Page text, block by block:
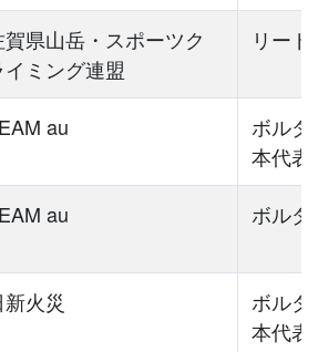
賀県山岳・スポーツク
イミング連盟
リー
au
ボル
本代表
au ボル
新火災
ボル
本代表